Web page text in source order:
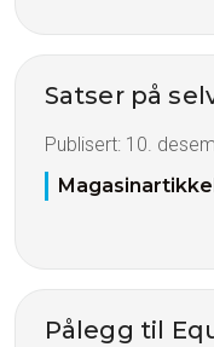
Satser på
Publisert: 10.
Pålegg til